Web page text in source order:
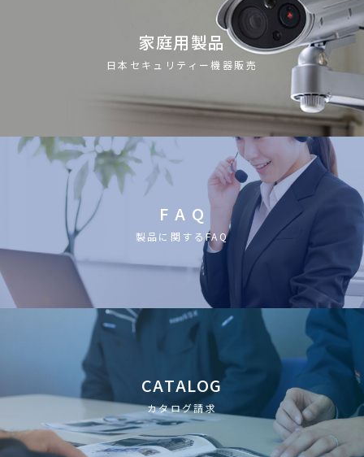
家庭用製品
日本セキュリティー機器販売
F A Q
製品に関するFAQ
CATALOG
カタログ請求